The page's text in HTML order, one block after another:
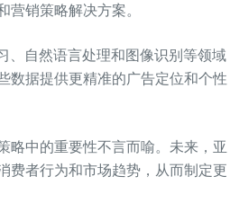
销策略解决方案。
、自然语言处理和图像识别等领域
数据提供更精准的广告定位和个性
略中的重要性不言而喻。未来，亚
费者行为和市场趋势，从而制定更